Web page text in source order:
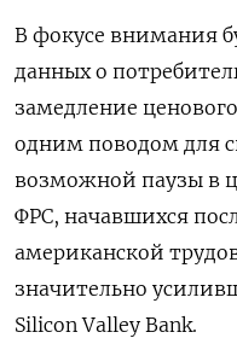
В фокусе внимания
данных о
замедление
одним поводом для
возможной паузы в
ФРС, начавшихся
американской
значительно
Silicon Valley Bank.